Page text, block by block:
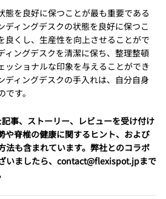
態を良好に保つことが最も重要である
ディングデスクの状態を良好に保つこ
良くし、生産性を向上させることがで
ィングデスクを清潔に保ち、整理整頓
ッショナルな印象を与えることができ
ディングデスクの手入れは、自分自身
す。
事、ストーリー、レビューを受け付け
や脊椎の健康に関するヒント、および
法も含まれています。弊社とのコラボ
いましたら、contact@flexispot.jpまで